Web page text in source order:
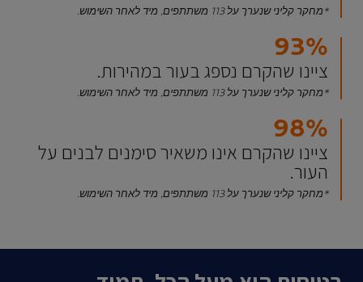
*מחקר קליני שנערך על 113 משתתפים, מיד לאחר השימוש.
93%
ציינו שהקרם נספג בעור במהירות.
*מחקר קליני שנערך על 113 משתתפים, מיד לאחר השימוש.
98%
ציינו שהקרם אינו משאיר סימנים לבנים על
העור.
*מחקר קליני שנערך על 113 משתתפים, מיד לאחר השימוש.